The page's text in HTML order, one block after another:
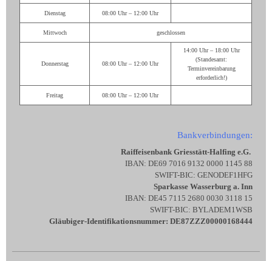
Dienstag 08:00 Uhr – 12:00 Uhr
Mittwoch geschlossen
Donnerstag 08:00 Uhr – 12:00 Uhr
14:00 Uhr – 18:00 Uhr
(Standesamt:
Terminvereinbarung
erforderlich!)
Freitag 08:00 Uhr – 12:00 Uhr
Bankverbindungen:
Raiffeisenbank Griesstätt-Halfing e.G.
IBAN: DE69 7016 9132 0000 1145 88
SWIFT-BIC: GENODEF1HFG
Sparkasse Wasserburg a. Inn
IBAN: DE45 7115 2680 0030 3118 15
SWIFT-BIC: BYLADEM1WSB
Gläubiger-Identifikationsnummer: DE87ZZZ00000168444